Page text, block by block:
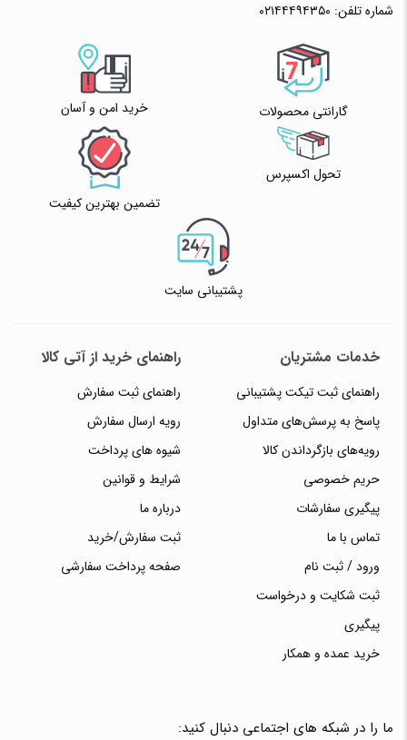
✧ چت با پشتیبان واتس آپ
شماره تلفن: ۰۲۱۴۴۴۹۴۳۵۰
گارانتی محصولات خرید امن و آسان
تحول اکسپرس
تضمین بهترین کیفیت
پشتیبانی سایت
خدمات مشتریان
راهنمای ثبت تیکت پشتیبانی
پاسخ به پرسش‌های متداول
رویه‌های بازگرداندن کالا
حریم خصوصی
پیگیری سفارشات
تماس با ما
ورود / ثبت نام
ثبت شکایت و درخواست
پیگیری
خرید عمده و همکار
راهنمای خرید از آتی کالا
راهنمای ثبت سفارش
رویه ارسال سفارش
شیوه های پرداخت
شرایط و قوانین
درباره ما
ثبت سفارش/خرید
صفحه پرداخت سفارشی
ما را در شبکه های اجتماعی دنبال کنید: